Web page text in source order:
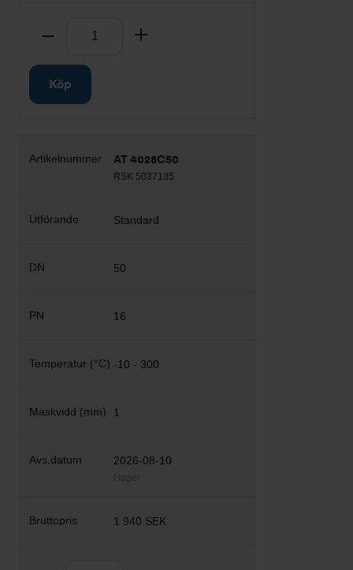
Ta bort
Köp
AT 4028C50
RSK 5037135
Standard
50
16
-10 - 300
1
2026-08-10
I lager
1 940 SEK